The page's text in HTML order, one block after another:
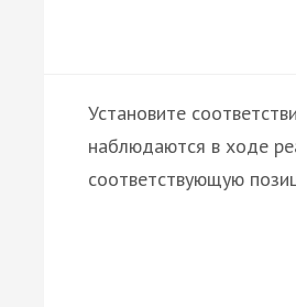
Установите
наблюдаются в ходе
соответствующую